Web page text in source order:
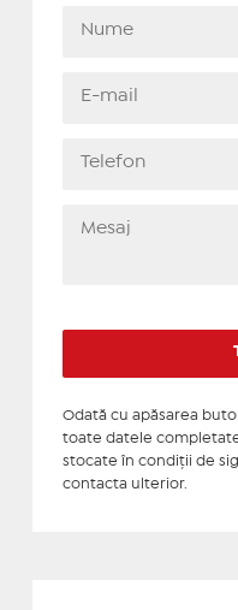
Odată cu apăsarea
toate datele
stocate în condiţii de
contacta ulterior.